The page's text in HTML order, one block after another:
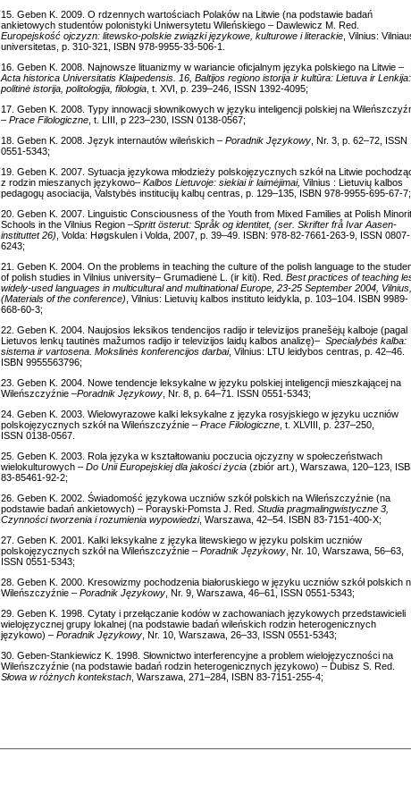
15. Geben K. 2009. O rdzennych wartościach Polaków na Litwie (na podstawie badań
ankietowych studentów polonistyki Uniwersytetu Wileńskiego – Dawlewicz M. Red.
Europejskość ojczyzn: litewsko-polskie związki językowe, kulturowe i literackie , Vilnius:
universitetas, p. 310-321, ISBN 978-9955-33-506-1.
16. Geben K. 2008. Najnowsze lituanizmy w wariancie oficjalnym języka polskiego na Litwie –
Acta historica Universitatis Klaipedensis. 16, Baltijos regiono istorija ir kultūra: Lietuva ir Lenkija:
politinė istorija, politologija, filologia , t. XVI, p. 239–246, ISSN 1392-4095;
17. Geben K. 2008. Typy innowacji słownikowych w języku inteligencji polskiej na
– Prace Filologiczne , t. LIII, p 223–230, ISSN 0138-0567;
18. Geben K. 2008. Język internautów wileńskich – Poradnik Językowy , Nr. 3, p. 62–72, ISSN
0551-5343;
19. Geben K. 2007. Sytuacja językowa młodzieży polskojęzycznych szkół na Litwie
z rodzin mieszanych językowo– Kalbos Lietuvoje: siekiai ir laimėjimai, Vilnius : Lietuvių kalbos
pedagogų asociacija, Valstybės institucijų kalbų centras, p. 129–135, ISBN 978-9955-695-67-7;
20. Geben K. 2007. Linguistic Consciousness of the Youth from Mixed Families at Polish
Schools in the Vilnius Region –Spritt österut: Språk og identitet, (ser. Skrifter frå Ivar Aasen-
instituttet 26) , Volda: Høgskulen i Volda, 2007, p. 39–49. ISBN: 978-82-7661-263-9, ISSN 0807-
6243;
21. Geben K. 2004. On the problems in teaching the culture of the polish language to the
of polish studies in Vilnius university– Grumadienė L. (ir kiti). Red. Best practices of teaching
widely-used languages in multicultural and multinational Europe, 23-25 September 2004, Vilnius,
(Materials of the conference) , Vilnius: Lietuvių kalbos instituto leidykla, p. 103–104. ISBN 9989-
668-60-3;
22. Geben K. 2004. Naujosios leksikos tendencijos radijo ir televizijos pranešėjų kalboje (pagal
Lietuvos lenkų tautinės mažumos radijo ir televizijos laidų kalbos analizę)– Specialybės kalba:
sistema ir vartosena. Mokslinės konferencijos darbai, Vilnius: LTU leidybos centras, p. 42–46.
ISBN 9955563796;
23. Geben K. 2004. Nowe tendencje leksykalne w języku polskiej inteligencji mieszkającej na
Wileńszczyźnie –Poradnik Językowy , Nr. 8, p. 64–71. ISSN 0551-5343;
24. Geben K. 2003. Wielowyrazowe kalki leksykalne z języka rosyjskiego w języku uczniów
polskojęzycznych szkół na Wileńszczyźnie – Prace Filologiczne , t. XLVIII, p. 237–250,
ISSN 0138-0567.
25. Geben K. 2003. Rola języka w kształtowaniu poczucia ojczyzny w społeczeństwach
wielokulturowych – Do Unii Europejskiej dla jakości życia (zbiór art.), Warszawa, 120–123,
83-85461-92-2;
26. Geben K. 2002. Świadomość językowa uczniów szkół polskich na Wileńszczyźnie (na
podstawie badań ankietowych) – Porayski-Pomsta J. Red. Studia pragmalingwistyczne 3,
Czynności tworzenia i rozumienia wypowiedzi, Warszawa, 42–54. ISBN 83-7151-400-X;
27. Geben K. 2001. Kalki leksykalne z języka litewskiego w języku polskim uczniów
polskojęzycznych szkół na Wileńszczyźnie – Poradnik Językowy , Nr. 10, Warszawa, 56–63,
ISSN 0551-5343;
28. Geben K. 2000. Kresowizmy pochodzenia białoruskiego w języku uczniów szkół polskich
Wileńszczyźnie – Poradnik Językowy , Nr. 9, Warszawa, 46–61, ISSN 0551-5343;
29. Geben K. 1998. Cytaty i przełączanie kodów w zachowaniach językowych przedstawicieli
wielojęzycznej grupy lokalnej (na podstawie badań wileńskich rodzin heterogenicznych
językowo) – Poradnik Językowy , Nr. 10, Warszawa, 26–33, ISSN 0551-5343;
30. Geben-Stankiewicz K. 1998. Słownictwo interferencyjne a problem wielojęzyczności na
Wileńszczyźnie (na podstawie badań rodzin heterogenicznych językowo) – Dubisz S. Red.
Słowa w różnych kontekstach , Warszawa, 271–284, ISBN 83-7151-255-4;